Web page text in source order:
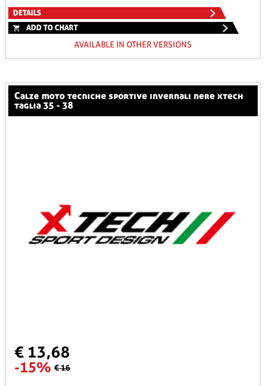
DETAILS
ADD TO CHART
AVAILABLE IN OTHER VERSIONS
calze moto tecniche sportive invernali nere xtech
taglia 35 - 38
€ 13,68
-15% € 16